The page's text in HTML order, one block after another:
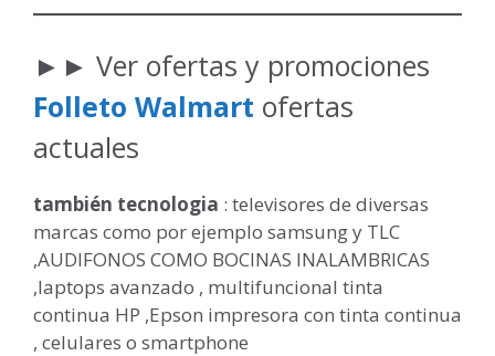
►► Ver ofertas y promociones
Folleto Walmart ofertas
actuales
también tecnologia : televisores de diversas
marcas como por ejemplo samsung y TLC
,AUDIFONOS COMO BOCINAS INALAMBRICAS
,laptops avanzado , multifuncional tinta
continua HP ,Epson impresora con tinta continua
, celulares o smartphone